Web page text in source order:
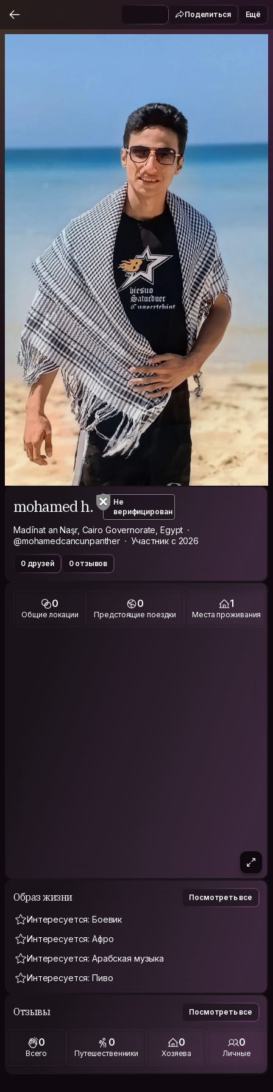
Поделиться Ещё
mohamed h.
Не
верифицирован
Madīnat an Naşr, Cairo Governorate, Egypt
@mohamedcancunpanther
Участник с 2026
0 друзей 0 отзывов
0
Общие локации
0
Предстоящие поездки
1
Места проживания
Образ жизни Посмотреть все
Интересуется: Боевик
Интересуется: Афро
Интересуется: Арабская музыка
Интересуется: Пиво
Отзывы Посмотреть все
0
Всего
0
Путешественники
0
Хозяева
0
Личные